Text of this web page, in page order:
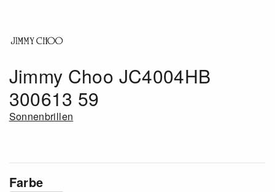
Jimmy Choo JC4004HB
300613 59
Sonnenbrillen
Farbe